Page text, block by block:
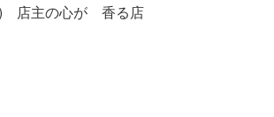
店主の心が 香る店